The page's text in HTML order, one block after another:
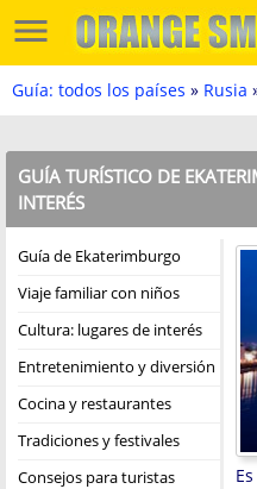
Guía: todos los países » Rusia
GUÍA TURÍSTICO DE
INTERÉS
Guía de Ekaterimburgo
Viaje familiar con niños
Cultura: lugares de interés
Entretenimiento y diversión
Cocina y restaurantes
Tradiciones y festivales
Consejos para turistas